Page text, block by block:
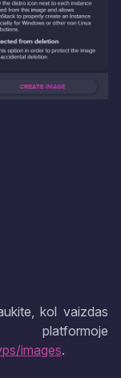
kol vaizdas
images.